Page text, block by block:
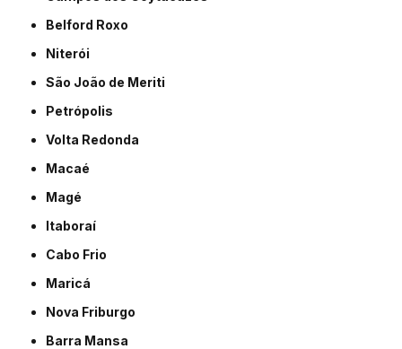
Belford Roxo
Niterói
São João de Meriti
Petrópolis
Volta Redonda
Macaé
Magé
Itaboraí
Cabo Frio
Maricá
Nova Friburgo
Barra Mansa